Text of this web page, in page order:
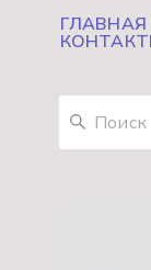
ГЛАВНАЯ